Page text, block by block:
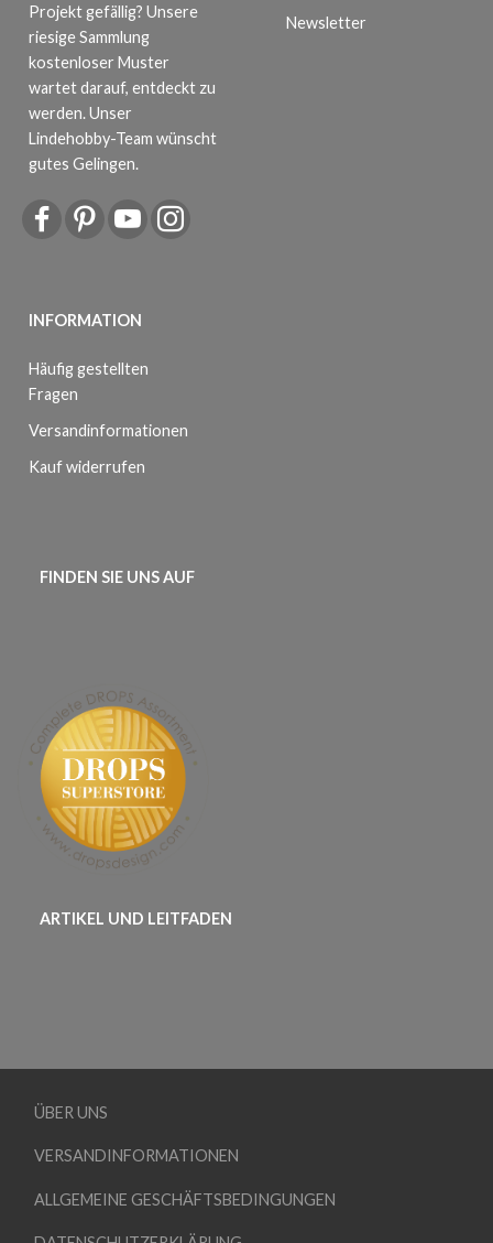
Projekt gefällig? Unsere
riesige Sammlung
kostenloser Muster
wartet darauf, entdeckt zu
werden. Unser
Lindehobby-Team wünscht
gutes Gelingen.
INFORMATION
Häufig gestellten
Fragen
Versandinformationen
Kauf widerrufen
Newsletter
FINDEN SIE UNS AUF
ARTIKEL UND LEITFADEN
ÜBER UNS
VERSANDINFORMATIONEN
ALLGEMEINE GESCHÄFTSBEDINGUNGEN